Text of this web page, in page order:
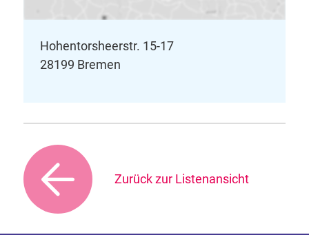
Hohentorsheerstr. 15-17
28199 Bremen
Zurück zur Listenansicht